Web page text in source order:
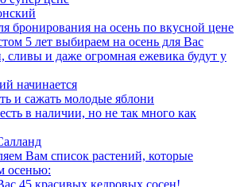
бронирования на осень по вкусной цене
5 лет выбираем на осень для Вас
и даже огромная ежевика будут у
начинается
и сажать молодые яблони
в наличии, но не так много как
Вам список растений, которые
осенью:
45 красивых кедровых сосен!